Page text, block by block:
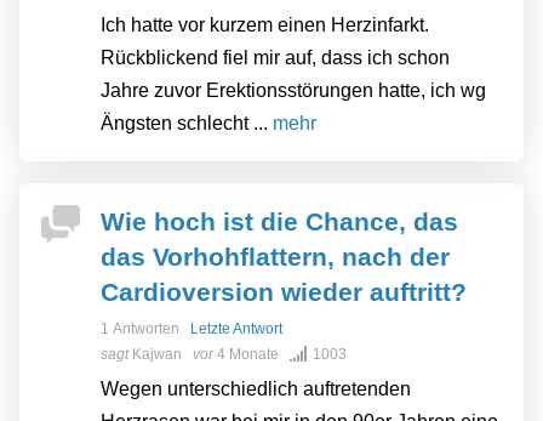
Ich hatte vor kurzem einen Herzinfarkt.
Rückblickend fiel mir auf, dass ich schon
Jahre zuvor Erektionsstörungen hatte, ich wg
Ängsten schlecht ... mehr
Wie hoch ist die Chance, das
das Vorhohflattern, nach der
Cardioversion wieder auftritt?
1 Antworten Letzte Antwort
sagt Kajwan vor4 Monate 1003
Wegen unterschiedlich auftretenden